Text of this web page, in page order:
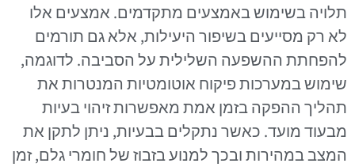
תלויה בשימוש באמצעים מתקדמים. אמצעים אלו
לא רק מסייעים בשיפור היעילות, אלא גם תורמים
להפחתת ההשפעה השלילית על הסביבה. לדוגמה,
שימוש במערכות פיקוח אוטומטיות המנטרות את
תהליך ההפקה בזמן אמת מאפשרות זיהוי בעיות
מבעוד מועד. כאשר נתקלים בבעיות, ניתן לתקן את
המצב במהירות ובכך למנוע בזבוז של חומרי גלם, זמן